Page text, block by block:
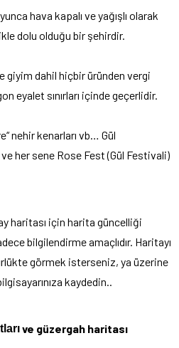
hava kapalı ve yağışlı olarak
dolu olduğu bir şehirdir.
giyim dahil hiçbir üründen vergi
eyalet sınırları içinde geçerlidir.
nehir kenarları vb… Gül
her sene Rose Fest (Gül Festivali)
haritası için harita güncelliği
bilgilendirme amaçlıdır. Haritayı
görmek isterseniz, ya üzerine
kaydedin..
ve güzergah haritası